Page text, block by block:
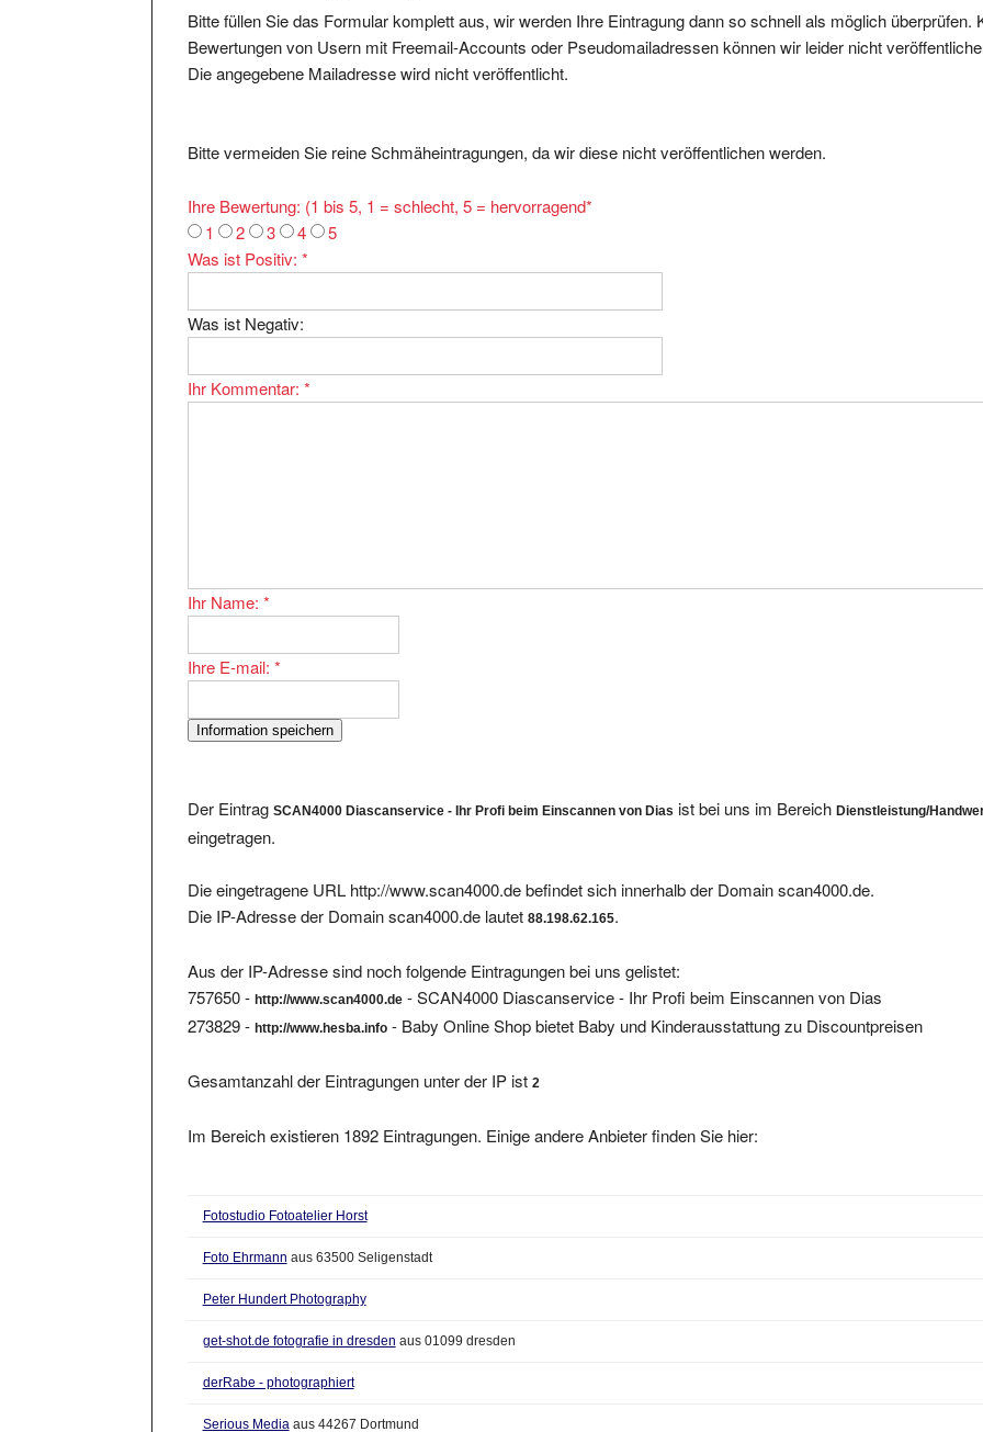
Bitte füllen Sie das Formular komplett aus, wir werden Ihre Eintragung dann so schnell als möglich überprüfen.
Bewertungen von Usern mit Freemail-Accounts oder Pseudomailadressen können wir leider nicht
Die angegebene Mailadresse wird nicht veröffentlicht.
Bitte vermeiden Sie reine Schmäheintragungen, da wir diese nicht veröffentlichen werden.
Ihre Bewertung: (1 bis 5, 1 = schlecht, 5 = hervorragend*
1
2 3 4
5
Was ist Positiv:*
Was ist Negativ:
Ihr Kommentar:*
Ihr Name:*
Ihre E-mail:*
Der EintragSCAN4000 Diascanservice - Ihr Profi beim Einscannen von Dias ist bei uns im BereichDienstleistung/
eingetragen.
Die eingetragene URL http://www.scan4000.de befindet sich innerhalb der Domain scan4000.de.
Die IP-Adresse der Domain scan4000.de lautet88.198.62.165.
Aus der IP-Adresse sind noch folgende Eintragungen bei uns gelistet:
757650 -http://www.scan4000.de - SCAN4000 Diascanservice - Ihr Profi beim Einscannen von Dias
273829 -http://www.hesba.info - Baby Online Shop bietet Baby und Kinderausstattung zu Discountpreisen
Gesamtanzahl der Eintragungen unter der IP ist2
Im Bereich existieren 1892 Eintragungen. Einige andere Anbieter finden Sie hier:
Fotostudio Fotoatelier Horst
Foto Ehrmann aus 63500 Seligenstadt
Peter Hundert Photography
get-shot.de fotografie in dresden aus 01099 dresden
derRabe - photographiert
Serious Mediaaus 44267 Dortmund